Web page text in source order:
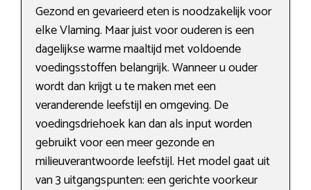
Gezond en gevarieerd eten is noodzakelijk voor
elke Vlaming. Maar juist voor ouderen is een
dagelijkse warme maaltijd met voldoende
voedingsstoffen belangrijk. Wanneer u ouder
wordt dan krijgt u te maken met een
veranderende leefstijl en omgeving. De
voedingsdriehoek kan dan als input worden
gebruikt voor een meer gezonde en
milieuverantwoorde leefstijl. Het model gaat uit
van 3 uitgangspunten: een gerichte voorkeur